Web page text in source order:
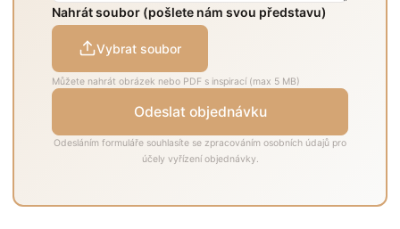
Nahrát soubor (pošlete nám svou představu)
Vybrat soubor
Můžete nahrát obrázek nebo PDF s inspirací (max 5 MB)
Odeslat objednávku
Odesláním formuláře souhlasíte se zpracováním osobních údajů pro
účely vyřízení objednávky.